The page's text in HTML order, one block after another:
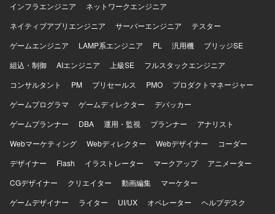
インフラエンジニア
ネットワークエンジニア
ネイティブアプリエンジニア
サーバーエンジニア
テスター
ゲームエンジニア
LAMP系エンジニア PL 汎用機
ブリッジSE
組込・制御
AIエンジニア 上級SE
フルスタックエンジニア
コンサルタント
PM プリセールス PMO
プロダクトマネージャー
ゲームプログラマ
ゲームディレクター
デバッカー
ゲームプランナー
DBA 運用・監視 プランナー
アナリスト
Webマーケティング
Webディレクター Webデザイナー
コーダー
デザイナー
Flash イラストレーター マークアップ
アニメーター
CGデザイナー
クリエイター 動画編集
マーケター
ゲームデザイナー
ライター UI/UX オペレーター
ヘルプデスク